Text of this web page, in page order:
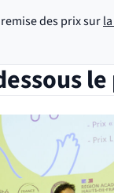
des prix sur